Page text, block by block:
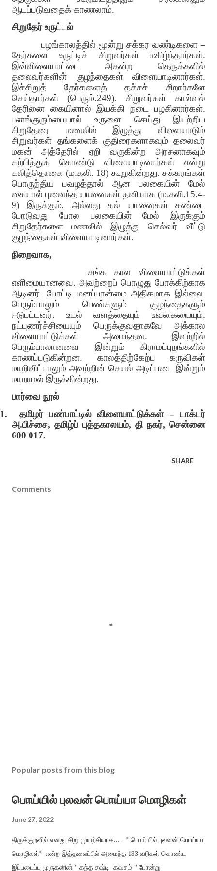
ஆடப்படுவதைக் காணலாம்.
சிறுதேர் உருட்டல்
பழங்காலத்தில் மூன்று சக்கர வண்டிகளை –
தேர்களை உருட்டிச் சிறுவர்கள் மகிழ்ந்தார்கள்.
இவ்விளையாட்டை அகன்ற தெருக்களில்
தலைவர்களின் குழந்தைகள் விளையாடினார்கள்.
இச்சிறுத் தேர்களைத் தச்சச் சிறார்களே
செய்தார்கள் (பெரும்.249). சிறுவர்கள் கால்வல்
தேரினை கையினால் இயக்கி நடை பழகினார்கள்.
பனங்குரும்பையால் உருளை செய்து இயற்றிய
சிறுதேரை மணலில் இழுத்து விளையாடும்
சிறுவர்கள் தங்களைக் குதிரைகளாகவும் தலைவர்
மகன் அத்தேரில் ஏறி வருகின்ற அரசனாகவும்
கற்பித்துக் கொண்டு விளையாடினார்கள் என்று
கலித்தொகை (ம.கலி. 18) கூறுகின்றது. சக்கரங்கள்
பொருந்திய பவழத்தால் ஆன பலகையின் மேல்
கையால் புனைந்த யானைகள் தனியாக (ம.கலி.15.4-
9) இருக்கும். அல்லது கல் யானைகள் சண்டை
போடுவது போல பலகையின் மேல் இருக்கும்
சிறுதேர்களை மணலில் இழுத்து செல்வர் வீட்டு
குழந்தைகள் விளையாடினார்கள்.
நிறைவாக,
சங்க கால விளையாட்டுக்கள்
எளிமையானவை. அவற்றைப் பொழுது போக்கிற்காக
ஆடினர். போட்டி மனப்பான்மை அதிகமாக இல்லை.
பெரும்பாலும் பெண்களும் குழந்தைகளும்
ஈடுபட்டனர். உடல் வளத்தையும் உவகையையும்,
நட்புணர்ச்சியையும் பெருக்குவதாகவே அக்கால
விளையாட்டுக்கள் அமைந்தன. இவற்றில்
பெரும்பாலானவை இன்றும் கிராமப்புறங்களில்
காணப்படுகின்றன. காலத்திற்கேற்ப கருவிகள்
மாறிவிட்டாலும் அவற்றின் செயல் அடிப்படை இன்றும்
மாறாமல் இருக்கின்றது.
பார்வை நூல்
1.
தமிழர் பண்பாட்டில் விளையாட்டுக்கள் – டாக்டர்
அ.பிச்சை, தமிழ்ப் புத்தகாலயம், தி நகர், சென்னை
600 017.
SHARE
Comments
Popular posts from this blog
பொய்யில் புலவன் பொய்யா மொழிகள்
June 27, 2022
திருக்குறளில் எனது சிறு முயற்சியாக… . " பொய்யில் புலவன் பொய்யா
மொழிகள்" என்ற இத்தலைப்பில் அமைந்த 133 வரிகள் கொண்ட
இப்படைப்பு முருகனின் ” கந்த சஷ்டி கவசம் ” போன்று